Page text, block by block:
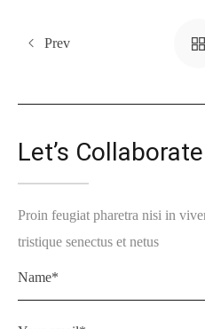
Prev
Let’s Collaborate
Proin feugiat pharetra nisi in
tristique senectus et netus